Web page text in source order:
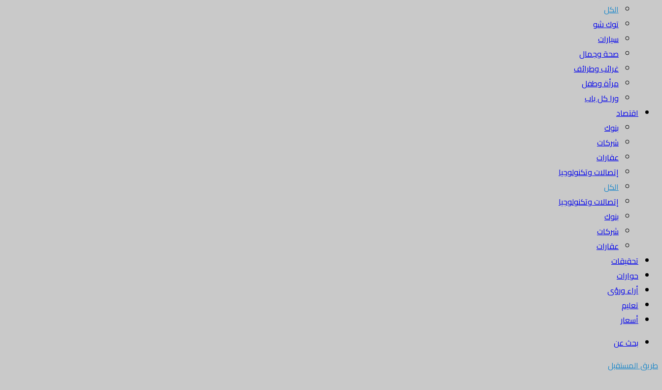
الكل
توك شو
سيارات
صحة وجمال
غرائب وطرائف
مرأة وطفل
ورا كل باب
اقتصاد
بنوك
شركات
عقارات
إتصالات وتكنولوجيا
الكل
إتصالات وتكنولوجيا
بنوك
شركات
عقارات
تحقيقات
حوارات
أراء ورؤى
تعليم
أسعار
بحث عن
طريق المستقبل